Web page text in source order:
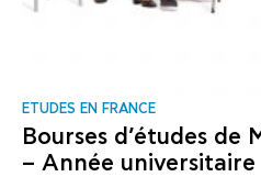
ΕTUDES EN FRANCE
Bourses d’études de
– Année universitaire